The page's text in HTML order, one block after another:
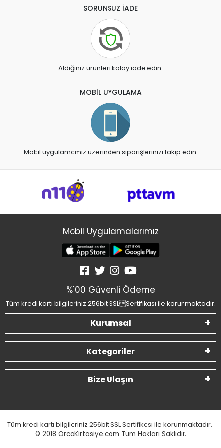
SORUNSUZ İADE
Aldığınız ürünleri kolay iade edin.
MOBİL UYGULAMA
Mobil uygulamamız üzerinden siparişlerinizi takip edin.
Mobil Uygulamalarımız
%100 Güvenli Ödeme
Tüm kredi kartı bilgileriniz 256bit SSLSertifikası ile korunmaktadır.
Kurumsal
Kategoriler
Bize Ulaşın
Tüm kredi kartı bilgileriniz 256bit SSL Sertifikası ile korunmaktadır.
© 2018 OrcaKirtasiye.com Tüm Hakları Saklıdır.